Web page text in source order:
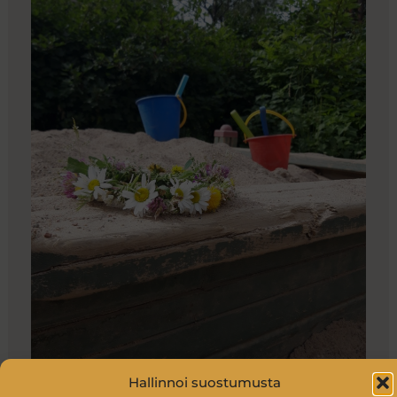
Hallinnoi suostumusta